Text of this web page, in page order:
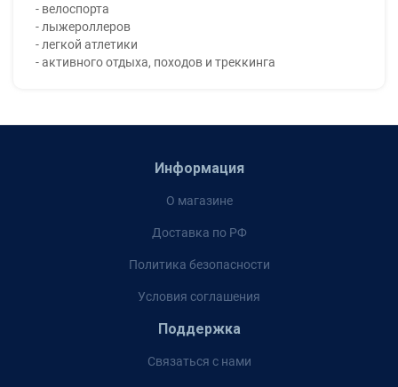
- велоспорта
- лыжероллеров
- легкой атлетики
- активного отдыха, походов и треккинга
Информация
О магазине
Доставка по РФ
Политика безопасности
Условия соглашения
Поддержка
Связаться с нами